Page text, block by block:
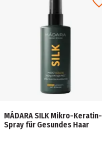
MÁDARA SILK Mikro-Keratin-
Spray für Gesundes Haar